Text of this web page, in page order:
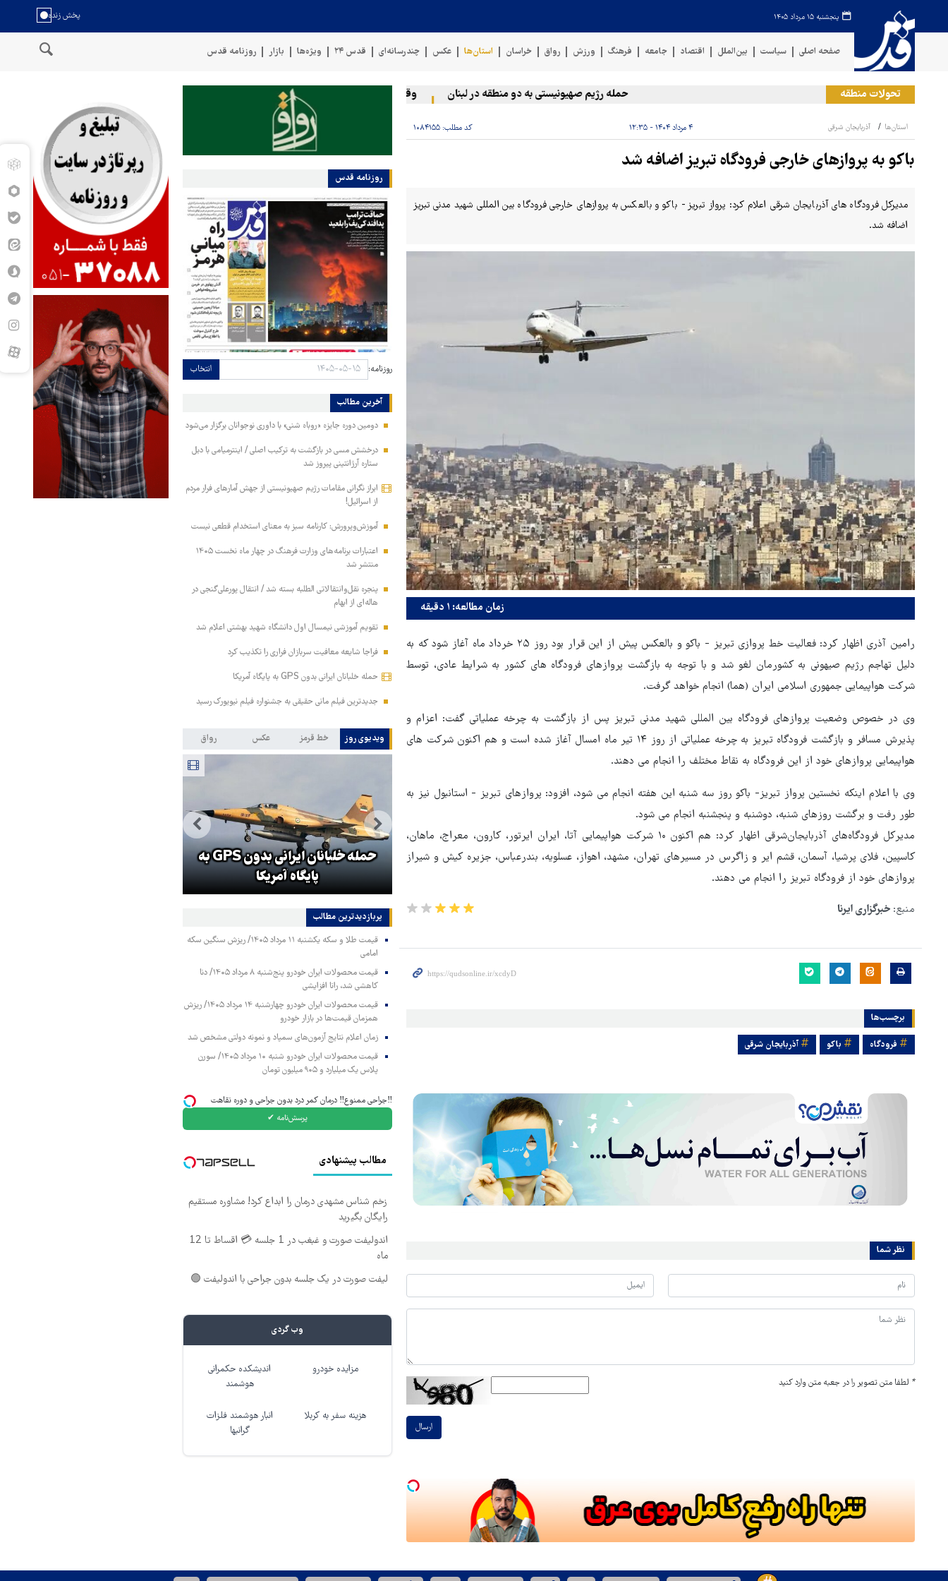
پنجشنبه ۱۵ مرداد ۱۴۰۵
صفحه اصلی سیاست بین‌الملل اقتصاد جامعه فرهنگ ورزش رواق خراسان استان‌ها عکس چندرسانه‌ای قدس ۲۴ ویژه‌ها بازار روزنامه قدس
تحولات منطقه حمله رژیم صهیونیستی به دو منطقه در لبنان وقوع حادثه دریایی در سواحل عمان
استان‌ها آذربایجان شرقی ۴ مرداد ۱۴۰۴ - ۱۲:۳۵ کد مطلب: ۱۰۸۴۱۵۵
باکو به پروازهای خارجی فرودگاه تبریز اضافه شد
مدیرکل فرودگاه های آذربایجان شرقی اعلام کرد: پرواز تبریز - باکو و بالعکس به پروازهای خارجی فرودگاه بین المللی شهید مدنی تبریز
اضافه شد.
زمان مطالعه: ۱ دقیقه
رامین آذری اظهار کرد: فعالیت خط پروازی تبریز - باکو و بالعکس پیش از این قرار بود روز ۲۵ خرداد ماه آغاز شود که به
دلیل تهاجم رژیم صیهونی به کشورمان لغو شد و با توجه به بازگشت پروازهای فرودگاه های کشور به شرایط عادی، توسط
شرکت هواپیمایی جمهوری اسلامی ایران (هما) انجام خواهد گرفت.
وی در خصوص وضعیت پروازهای فرودگاه بین المللی شهید مدنی تبریز پس از بازگشت به چرخه عملیاتی گفت: اعزام و
پذیرش مسافر و بازگشت فرودگاه تبریز به چرخه عملیاتی از روز ۱۴ تیر ماه امسال آغاز شده است و هم اکنون شرکت های
هواپیمایی پروازهای خود از این فرودگاه به نقاط مختلف را انجام می دهند.
وی با اعلام اینکه نخستین پرواز تبریز- باکو روز سه شنبه این هفته انجام می شود، افزود: پروازهای تبریز - استانبول نیز به
طور رفت و برگشت روزهای شنبه، دوشنبه و پنجشنبه انجام می شود.
مدیرکل فرودگاه‌های آذربایجان‌شرقی اظهار کرد: هم اکنون ۱۰ شرکت هواپیمایی آتا، ایران ایرتور، کارون، معراج، ماهان،
کاسپین، فلای پرشیا، آسمان، قشم ایر و زاگرس در مسیرهای تهران، مشهد، اهواز، عسلویه، بندرعباس، جزیره کیش و شیراز
پروازهای خود از فرودگاه تبریز را انجام می دهند.
منبع: خبرگزاری ایرنا
برچسب‌ها
فرودگاه باکو آذربایجان شرقی
نظر شما
* لطفا متن تصویر را در جعبه متن وارد کنید
ارسال
روزنامه قدس
روزنامه: انتخاب
آخرین مطالب
دومین دوره جایزه «روباه شنی» با داوری نوجوانان برگزار می‌شود
درخشش مسی در بازگشت به ترکیب اصلی / اینترمیامی با دبل
ستاره آرژانتینی پیروز شد
ابراز نگرانی مقامات رژیم صهیونیستی از جهش آمارهای فرار مردم
از اسرائیل!
آموزش‌وپرورش: کارنامه سبز به معنای استخدام قطعی نیست
اعتبارات برنامه‌های وزارت فرهنگ در چهار ماه نخست ۱۴۰۵
منتشر شد
پنجره نقل‌وانتقالاتی الطلبه بسته شد / انتقال پورعلی‌گنجی در
هاله‌ای از ابهام
تقویم آموزشی نیمسال اول دانشگاه شهید بهشتی اعلام شد
فراجا شایعه معافیت سربازان فراری را تکذیب کرد
حمله خلبانان ایرانی بدون GPS به پایگاه آمریکا
جدیدترین فیلم مانی حقیقی به جشنواره فیلم نیویورک رسید
ویدیوی روز خط قرمز عکس رواق
جزئیات راه اندازی کیف پول
اینترنتی
ابراز نگرانی مقامات رژیم
صهیونیستی از جهش آمارهای فرار
حمله خلبانان ایرانی بدون GPS به
پایگاه آمریکا
پربازدیدترین‌ مطالب
قیمت طلا و سکه یکشنبه ۱۱ مرداد ۱۴۰۵/ ریزش سنگین سکه
امامی
قیمت محصولات ایران خودرو پنج‌شنبه ۸ مرداد ۱۴۰۵/ دنا
کاهشی شد، رانا افزایشی
قیمت محصولات ایران خودرو چهارشنبه ۱۴ مرداد ۱۴۰۵/ ریزش
همزمان قیمت‌ها در بازار خودرو
زمان اعلام نتایج آزمون‌های سمپاد و نمونه دولتی مشخص شد
قیمت محصولات ایران خودرو شنبه ۱۰ مرداد ۱۴۰۵/ سورن
پلاس یک میلیارد و ۹۰۵ میلیون تومان
‼️جراحی ممنوع‼️ درمان کمر درد بدون جراحی و دوره نقاهت
پرسش‌نامه ✔
مطالب پیشنهادی
زخم شناس مشهدی درمان را ابداع کرد! مشاوره مستقیم
رایگان بگیرید
اندولیفت صورت و غبغب در 1 جلسه 💳 اقساط تا 12
ماه
لیفت صورت در یک جلسه بدون جراحی با اندولیفت 🟢
وب گردی
مزایده خودرو
اندیشکده حکمرانی
هوشمند
هزینه سفر به کربلا
انبار هوشمند فلزات
گرانبها